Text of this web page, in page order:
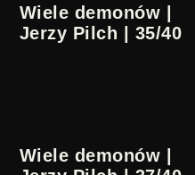
Wiele demonów |
Jerzy Pilch | 35/40
Wiele demonów |